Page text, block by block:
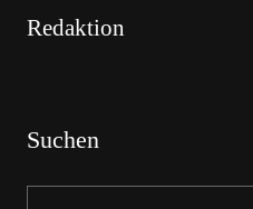
Redaktion
Suchen